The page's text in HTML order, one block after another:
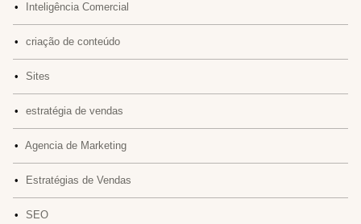
• Inteligência Comercial
• criação de conteúdo
• Sites
• estratégia de vendas
• Agencia de Marketing
• Estratégias de Vendas
• SEO